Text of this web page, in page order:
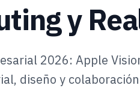
y
2026: Apple
diseño y